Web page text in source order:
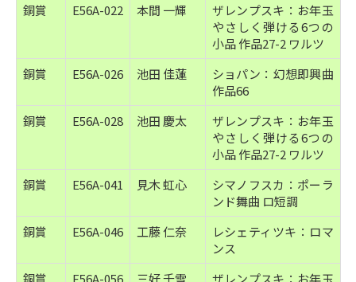
銅賞
E56A-022 本間 一輝
ザレンプスキ：お年玉
やさしく弾ける6つの
小品 作品27-2 ワルツ
銅賞
E56A-026 池田 佳蓮
ショパン：幻想即興曲
作品66
銅賞
E56A-028 池田 慶太
ザレンプスキ：お年玉
やさしく弾ける6つの
小品 作品27-2 ワルツ
銅賞
E56A-041 見木 虹心
シマノフスカ：ポーラ
ンド舞曲 ロ短調
銅賞
E56A-046 工藤 仁奈
レシェティツキ：ロマ
ンス
銅賞
E56A-056 三好 千雪
ザレンプスキ：お年玉